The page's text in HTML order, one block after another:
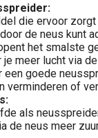
die ervoor zorgt
de neus kunt
het smalste
je meer lucht via
een goede
verminderen of
als
de neus meer